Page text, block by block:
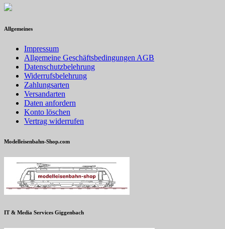
Allgemeines
Impressum
Allgemeine Geschäftsbedingungen AGB
Datenschutzbelehrung
Widerrufsbelehrung
Zahlungsarten
Versandarten
Daten anfordern
Konto löschen
Vertrag widerrufen
Modelleisenbahn-Shop.com
IT & Media Services Giggenbach